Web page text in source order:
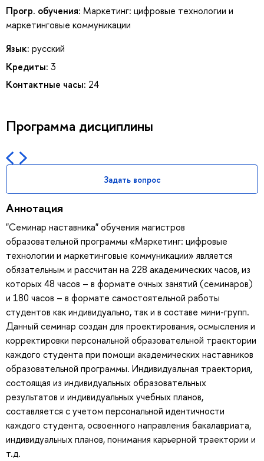
Прогр. обучения: Маркетинг: цифровые технологии и
маркетинговые коммуникации
Язык: русский
Кредиты: 3
Контактные часы: 24
Программа дисциплины
Задать вопрос
Аннотация
"Семинар наставника" обучения магистров
образовательной программы «Маркетинг: цифровые
технологии и маркетинговые коммуникации» является
обязательным и рассчитан на 228 академических часов, из
которых 48 часов – в формате очных занятий (семинаров)
и 180 часов – в формате самостоятельной работы
студентов как индивидуально, так и в составе мини-групп.
Данный семинар создан для проектирования, осмысления и
корректировки персональной образовательной траектории
каждого студента при помощи академических наставников
образовательной программы. Индивидуальная траектория,
состоящая из индивидуальных образовательных
результатов и индивидуальных учебных планов,
составляется с учетом персональной идентичности
каждого студента, освоенного направления бакалавриата,
индивидуальных планов, понимания карьерной траектории и
т.д.